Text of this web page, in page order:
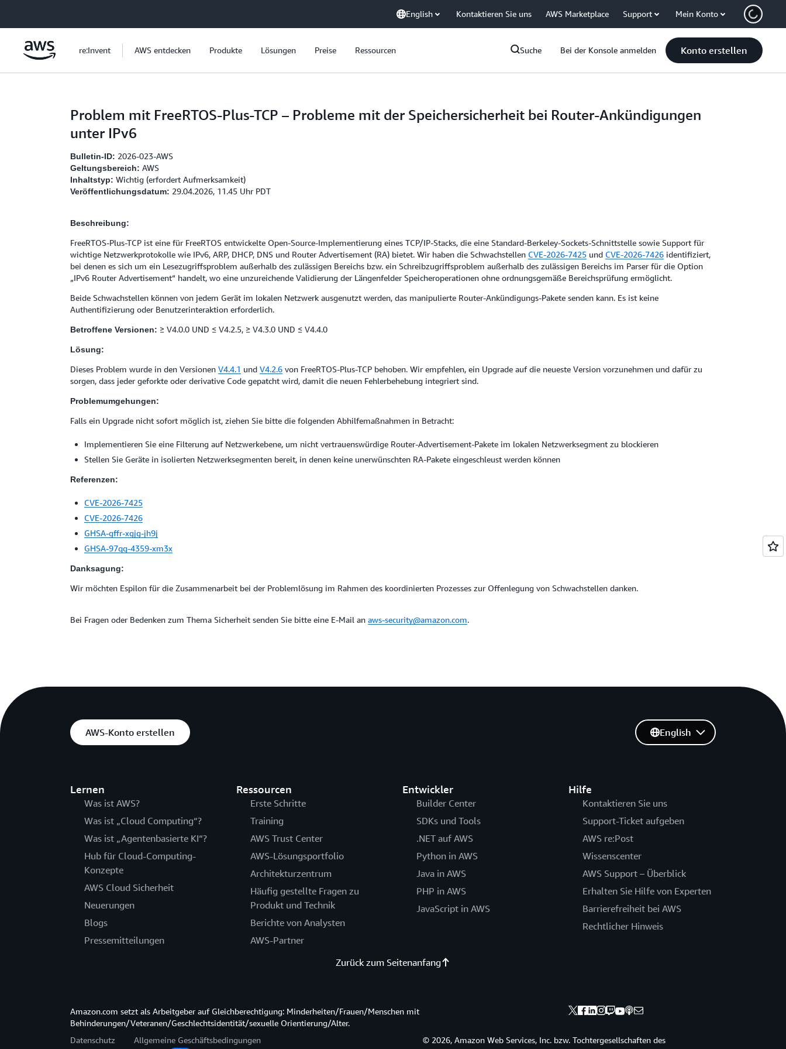
English Kontaktieren Sie uns AWS Marketplace Support Mein Konto
re:Invent AWS entdecken Produkte Lösungen Preise Ressourcen Suche Bei der Konsole anmelden Konto erstellen
Problem mit FreeRTOS-Plus-TCP – Probleme mit der Speichersicherheit bei Router-Ankündigungen
unter IPv6
Bulletin-ID: 2026-023-AWS
Geltungsbereich: AWS
Inhaltstyp: Wichtig (erfordert Aufmerksamkeit)
Veröffentlichungsdatum: 29.04.2026, 11.45 Uhr PDT
Beschreibung:
FreeRTOS-Plus-TCP ist eine für FreeRTOS entwickelte Open-Source-Implementierung eines TCP/IP-Stacks, die eine Standard-Berkeley-Sockets-Schnittstelle sowie Support für
wichtige Netzwerkprotokolle wie IPv6, ARP, DHCP, DNS und Router Advertisement (RA) bietet. Wir haben die Schwachstellen CVE-2026-7425 und CVE-2026-7426 identifiziert,
bei denen es sich um ein Lesezugriffsproblem außerhalb des zulässigen Bereichs bzw. ein Schreibzugriffsproblem außerhalb des zulässigen Bereichs im Parser für die Option
„IPv6 Router Advertisement“ handelt, wo eine unzureichende Validierung der Längenfelder Speicheroperationen ohne ordnungsgemäße Bereichsprüfung ermöglicht.
Beide Schwachstellen können von jedem Gerät im lokalen Netzwerk ausgenutzt werden, das manipulierte Router-Ankündigungs-Pakete senden kann. Es ist keine
Authentifizierung oder Benutzerinteraktion erforderlich.
Betroffene Versionen: ≥ V4.0.0 UND ≤ V4.2.5, ≥ V4.3.0 UND ≤ V4.4.0
Lösung:
Dieses Problem wurde in den Versionen V4.4.1 und V4.2.6 von FreeRTOS-Plus-TCP behoben. Wir empfehlen, ein Upgrade auf die neueste Version vorzunehmen und dafür zu
sorgen, dass jeder geforkte oder derivative Code gepatcht wird, damit die neuen Fehlerbehebung integriert sind.
Problemumgehungen:
Falls ein Upgrade nicht sofort möglich ist, ziehen Sie bitte die folgenden Abhilfemaßnahmen in Betracht:
Implementieren Sie eine Filterung auf Netzwerkebene, um nicht vertrauenswürdige Router-Advertisement-Pakete im lokalen Netzwerksegment zu blockieren
Stellen Sie Geräte in isolierten Netzwerksegmenten bereit, in denen keine unerwünschten RA-Pakete eingeschleust werden können
Referenzen:
CVE-2026-7425
CVE-2026-7426
GHSA-gffr-xgjg-jh9j
GHSA-97qg-4359-xm3x
Danksagung:
Wir möchten Espilon für die Zusammenarbeit bei der Problemlösung im Rahmen des koordinierten Prozesses zur Offenlegung von Schwachstellen danken.
Bei Fragen oder Bedenken zum Thema Sicherheit senden Sie bitte eine E-Mail an aws-security@amazon.com.
AWS-Konto erstellen
Lernen
Was ist AWS?
Was ist „Cloud Computing“?
Was ist „Agentenbasierte KI“?
Hub für Cloud-Computing-
Konzepte
AWS Cloud Sicherheit
Neuerungen
Blogs
Pressemitteilungen
Ressourcen
Erste Schritte
Training
AWS Trust Center
AWS-Lösungsportfolio
Architekturzentrum
Häufig gestellte Fragen zu
Produkt und Technik
Berichte von Analysten
AWS-Partner
Entwickler
Builder Center
SDKs und Tools
.NET auf AWS
Python in AWS
Java in AWS
PHP in AWS
JavaScript in AWS
Hilfe
Kontaktieren Sie uns
Support-Ticket aufgeben
AWS re:Post
Wissenscenter
AWS Support – Überblick
Erhalten Sie Hilfe von Experten
Barrierefreiheit bei AWS
Rechtlicher Hinweis
English
Zurück zum Seitenanfang
Amazon.com setzt als Arbeitgeber auf Gleichberechtigung: Minderheiten/Frauen/Menschen mit
Behinderungen/Veteranen/Geschlechtsidentität/sexuelle Orientierung/Alter.
Datenschutz
Allgemeine Geschäftsbedingungen
© 2026, Amazon Web Services, Inc. bzw. Tochtergesellschaften des